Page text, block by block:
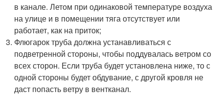
в канале. Летом при одинаковой температуре воздуха
на улице и в помещении тяга отсутствует или
работает, как на приток;
Флюгарок труба должна устанавливаться с
подветренной стороны, чтобы поддувалась ветром со
всех сторон. Если труба будет установлена ниже, то с
одной стороны будет обдувание, с другой кровля не
даст попасть ветру в вентканал.